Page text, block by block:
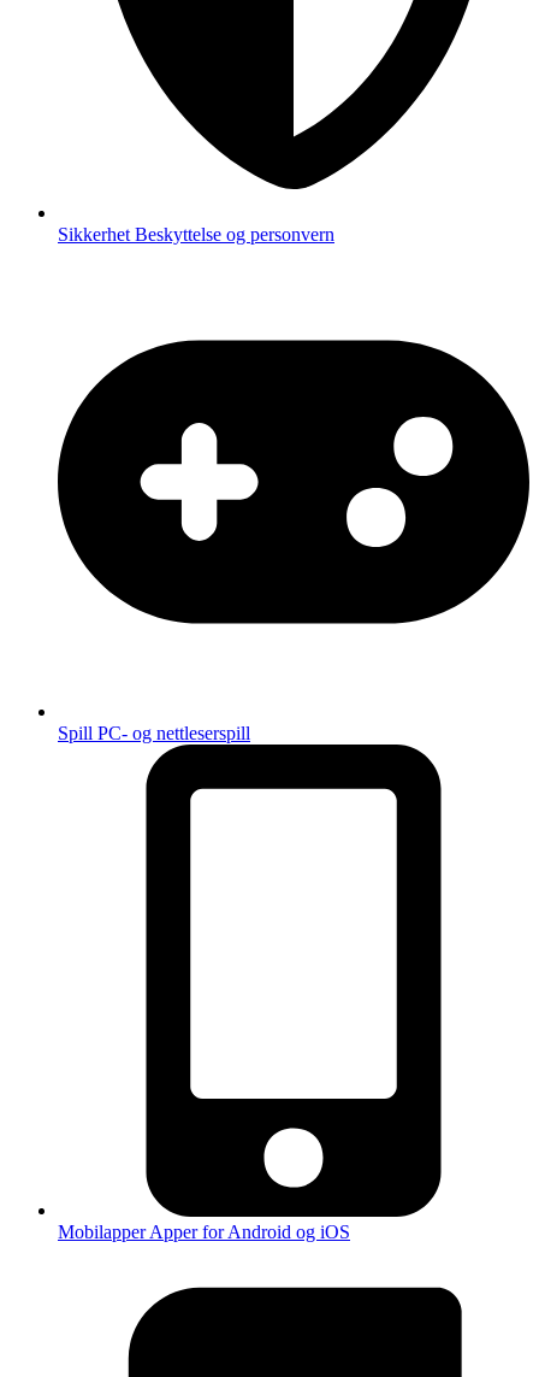
Sikkerhet Beskyttelse og personvern
Spill PC- og nettleserspill
MobilapperApper for Android og iOS